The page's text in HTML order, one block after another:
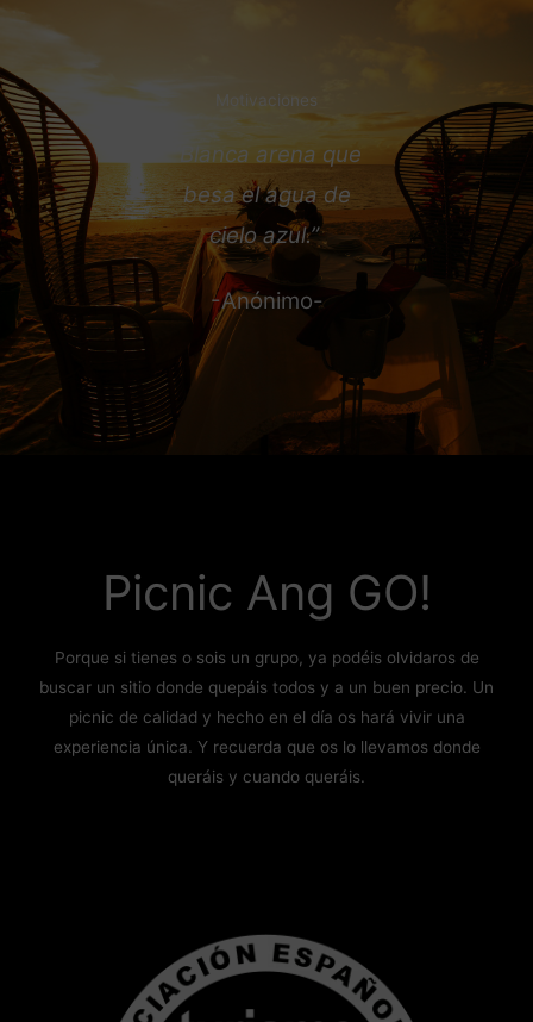
Motivaciones
“Blanca arena que
besa el agua de
cielo azul.”
-Anónimo-
Picnic Ang GO!
Porque si tienes o sois un grupo, ya podéis olvidaros de
buscar un sitio donde quepáis todos y a un buen precio. Un
picnic de calidad y hecho en el día os hará vivir una
experiencia única. Y recuerda que os lo llevamos donde
queráis y cuando queráis.